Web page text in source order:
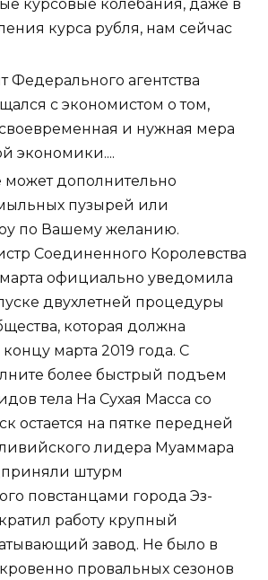
курсовые колебания, даже в
курса рубля, нам сейчас
Федерального агентства
с экономистом о том,
и нужная мера
экономики....
может дополнительно
пузырей или
по Вашему желанию.
Соединенного Королевства
официально уведомила
двухлетней процедуры
которая должна
марта 2019 года. С
более быстрый подъем
тела На Сухая Масса со
остается на пятке передней
лидера Муаммара
штурм
повстанцами города Эз-
работу крупный
завод. Не было в
провальных сезонов